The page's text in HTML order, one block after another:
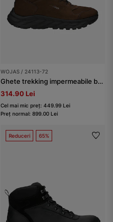
WOJAS / 24113-72
Ghete trekking impermeabile barbati din nubuc
314.90 Lei
Cel mai mic preț: 449.99 Lei
Preț normal: 899.00 Lei
Reduceri 65%